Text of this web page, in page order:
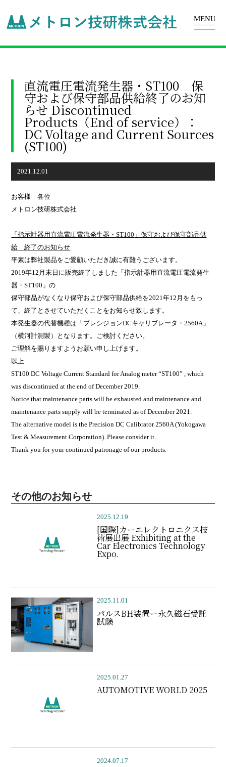
直流電圧電流発生器・ST100 保
守および保守部品供給終了のお知
らせ Discontinued
Products（End of service）：
DC Voltage and Current Sources
(ST100)
2021.12.01
お客様 各位
メトロン技研株式会社
「指示計器用直流電圧電流発生器・ST100 」保守および保守部品供
給 終了のお知らせ
平素は弊社製品をご愛顧いただき誠に有難うございます。
2019年12月末日に販売終了しました「指示計器用直流電圧電流発生
器・ST100」の
保守部品がなくなり保守および保守部品供給を2021年12月をもっ
て、終了とさせていただくことをお知らせ致します。
本発生器の代替機種は「プレシジョンDCキャリブレータ・2560A」
（横河計測製）となります。ご検討ください。
ご理解を賜りますようお願い申し上げます。
以上
ST100 DC Voltage Current Standard for Analog meter “ST100” , which
was discontinued at the end of December 2019.
Notice that maintenance parts will be exhausted and maintenance and
maintenance parts supply will be terminated as of December 2021.
The alternative model is the Precision DC Calibrator 2560A (Yokogawa
Test & Measurement Corporation). Please consider it.
Thank you for your continued patronage of our products.
その他のお知らせ
2025.12.19
[国際]カーエレクトロニクス技
術展出展 Exhibiting at the
Car Electronics Technology
Expo.
2025.11.01
パルスBH装置ー永久磁石受託
試験
2025.01.27
AUTOMOTIVE WORLD 2025
2024.07.17